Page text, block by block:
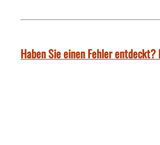
Haben Sie einen Fehler